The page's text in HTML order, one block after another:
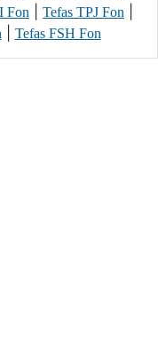
Fon Tefas TPJ Fon
| Tefas FSH Fon